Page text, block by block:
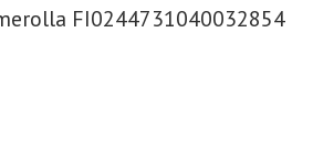
FI0244731040032854